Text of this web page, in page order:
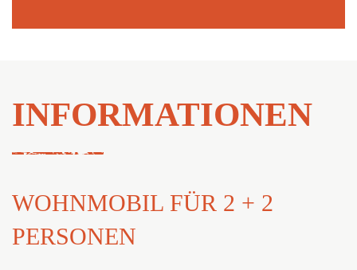
INFORMATIONEN
WOHNMOBIL FÜR 2 + 2
PERSONEN